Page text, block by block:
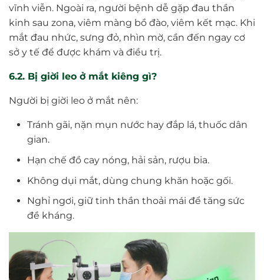
vĩnh viễn. Ngoài ra, người bệnh dễ gặp đau thần
kinh sau zona, viêm màng bồ đào, viêm kết mạc. Khi
mắt đau nhức, sưng đỏ, nhìn mờ, cần đến ngay cơ
sở y tế để được khám và điều trị.
6.2. Bị giời leo ở mắt kiêng gì?
Người bị giời leo ở mắt nên:
Tránh gãi, nặn mụn nước hay đắp lá, thuốc dân
gian.
Hạn chế đồ cay nóng, hải sản, rượu bia.
Không dụi mắt, dùng chung khăn hoặc gối.
Nghỉ ngơi, giữ tinh thần thoải mái để tăng sức
đề kháng.